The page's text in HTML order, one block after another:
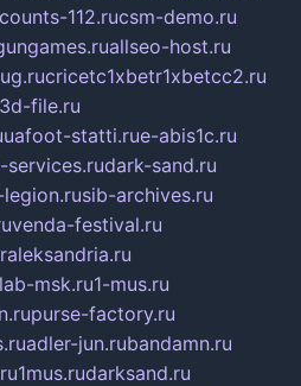
112.rucsm-demo.ru
allseo-host.ru
cricetc1xbetr1xbetcc2.ru
3d-file.ru
uafoot-statti.rue-abis1c.ru
services.rudark-sand.ru
sib-archives.ru
venda-festival.ru
msk.ru1-mus.ru
purse-factory.ru
adler-jun.rubandamn.ru
1mus.rudarksand.ru